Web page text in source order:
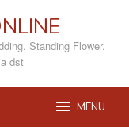
Standing Flower.
dst
MENU